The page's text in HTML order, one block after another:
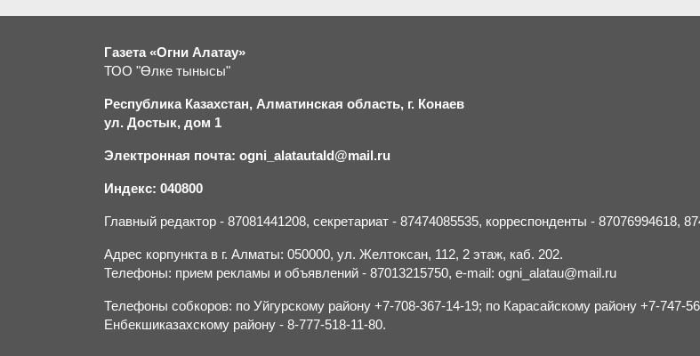
Газета «Огни Алатау»
ТОО "Өлке тынысы"
Республика Казахстан, Алматинская область, г. Конаев
ул. Достык, дом 1
Электронная почта: ogni_alatautald@mail.ru
Индекс: 040800
Главный редактор - 87081441208, секретариат - 87474085535, корреспонденты -
Адрес корпункта в г. Алматы: 050000, ул. Желтоксан, 112, 2 этаж, каб. 202.
Телефоны: прием рекламы и объявлений - 87013215750, e-mail: ogni_alatau@mail.ru
Телефоны собкоров: по Уйгурскому району +7-708-367-14-19; по Карасайскому району +7-747-
Енбекшиказахскому району - 8-777-518-11-80.